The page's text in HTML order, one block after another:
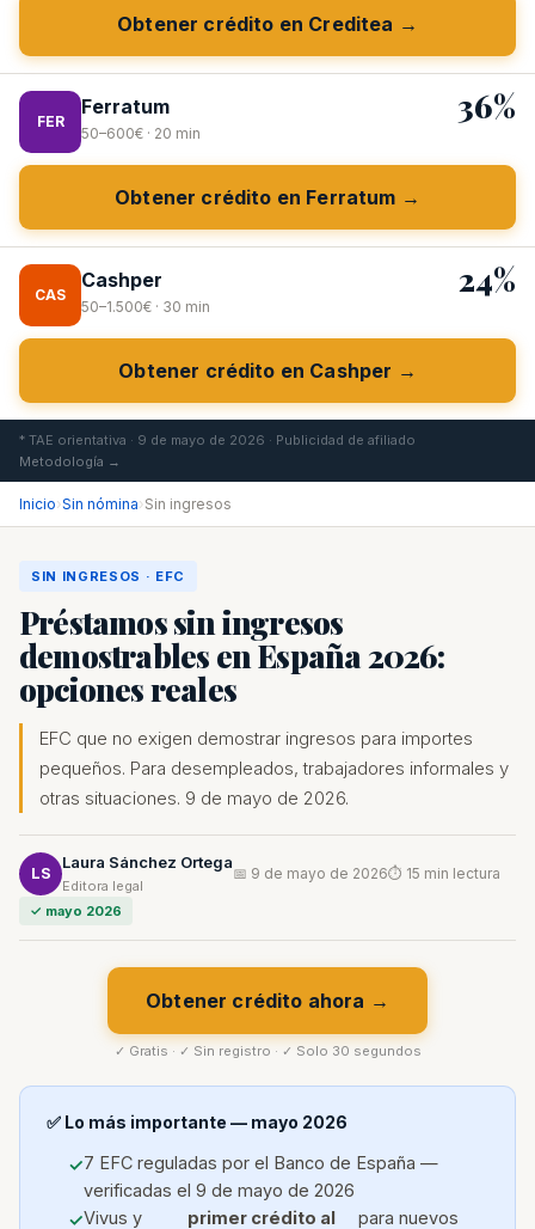
Obtener crédito en Creditea →
FER
Ferratum
50–600€ · 20 min
36%
Obtener crédito en Ferratum →
CAS
Cashper
50–1.500€ · 30 min
24%
Obtener crédito en Cashper →
* TAE orientativa · 9 de mayo de 2026 · Publicidad de afiliado
Metodología →
Inicio›Sin nómina›Sin ingresos
SIN INGRESOS · EFC
Préstamos sin ingresos
demostrables en España 2026:
opciones reales
EFC que no exigen demostrar ingresos para importes
pequeños. Para desempleados, trabajadores informales y
otras situaciones. 9 de mayo de 2026.
LS
Laura Sánchez Ortega
Editora legal
📅 9 de mayo de 2026⏱ 15 min lectura
✓ mayo 2026
Obtener crédito ahora →
✓ Gratis · ✓ Sin registro · ✓ Solo 30 segundos
✅ Lo más importante — mayo 2026
7 EFC reguladas por el Banco de España —
verificadas el 9 de mayo de 2026
Vivus y
primer crédito al
para nuevos